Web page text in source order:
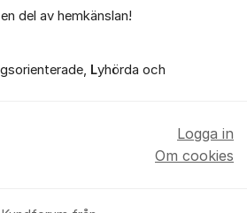
en del av hemkänslan!
Lyhörda och
Logga in
Om cookies